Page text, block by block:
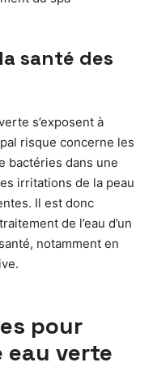
santé des
s’exposent à
risque concerne les
bactéries dans une
irritations de la peau
Il est donc
de l’eau d’un
notamment en
pour
eau verte